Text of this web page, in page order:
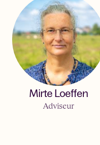
Mirte Loeffen
Adviseur